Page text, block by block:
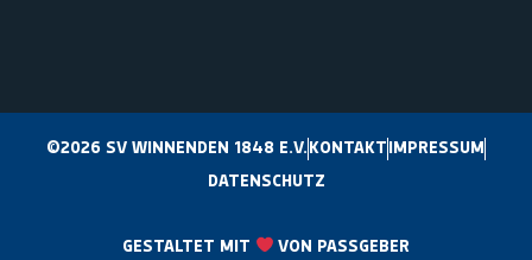
©2026 SV WINNENDEN 1848 E.V.KONTAKTIMPRESSUM
DATENSCHUTZ
GESTALTET MIT VON PASSGEBER